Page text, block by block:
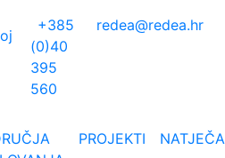
+385
(0)40
395
560
redea@redea.hr
PROJEKTI